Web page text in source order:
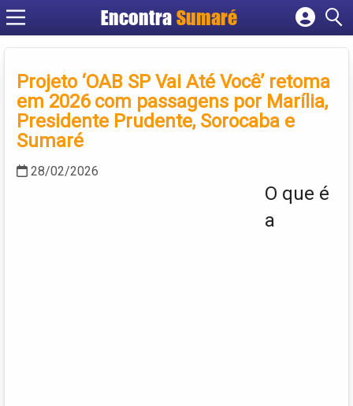
Encontra Sumaré
Cadastrar empresa
Criar conta
Projeto ‘OAB SP Vai Até Você’ retoma
em 2026 com passagens por Marília,
Presidente Prudente, Sorocaba e
Sumaré
28/02/2026
O que é
a